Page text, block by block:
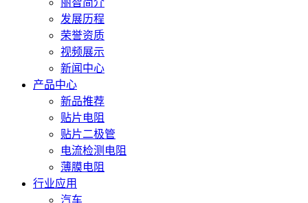
丽智简介
发展历程
荣誉资质
视频展示
新闻中心
产品中心
新品推荐
贴片电阻
贴片二极管
电流检测电阻
薄膜电阻
行业应用
汽车